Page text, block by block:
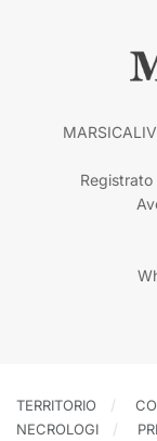
TERRITORIO
NECROLOGI